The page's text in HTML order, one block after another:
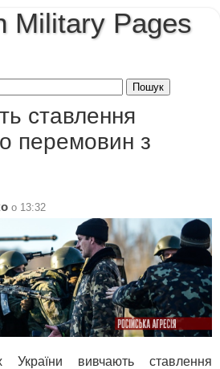
Military Pages
ставлення
перемовин з
о 13:32
вивчають ставлення